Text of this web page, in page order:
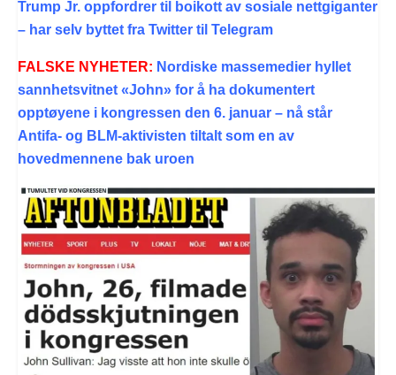
Trump Jr. oppfordrer til boikott av sosiale nettgiganter
– har selv byttet fra Twitter til Telegram
FALSKE NYHETER: Nordiske massemedier hyllet
sannhetsvitnet «John» for å ha dokumentert
opptøyene i kongressen den 6. januar – nå står
Antifa- og BLM-aktivisten tiltalt som en av
hovedmennene bak uroen